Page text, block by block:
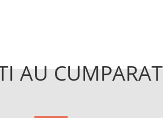
AU CUMPARAT